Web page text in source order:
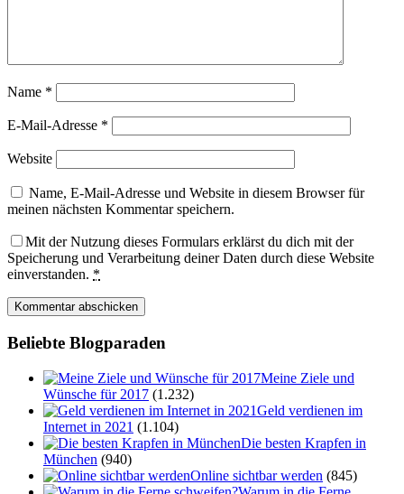
Name *
E-Mail-Adresse *
Website
Name, E-Mail-Adresse und Website in diesem Browser für
meinen nächsten Kommentar speichern.
Mit der Nutzung dieses Formulars erklärst du dich mit der
Speicherung und Verarbeitung deiner Daten durch diese Website
einverstanden. *
Beliebte Blogparaden
Meine Ziele und
Wünsche für 2017 (1.232)
Geld verdienen im
Internet in 2021 (1.104)
Die besten Krapfen in
München (940)
Online sichtbar werden (845)